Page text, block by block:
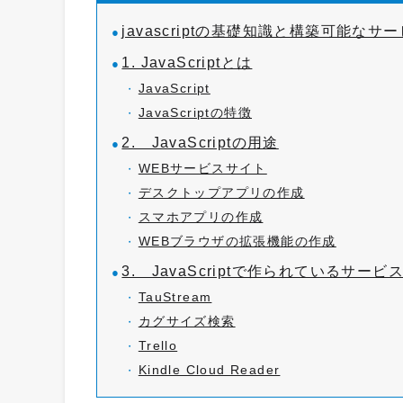
javascriptの基礎知識と構築可能なサー
1. JavaScriptとは
JavaScript
JavaScriptの特徴
2. JavaScriptの用途
WEBサービスサイト
デスクトップアプリの作成
スマホアプリの作成
WEBブラウザの拡張機能の作成
3. JavaScriptで作られているサービス
TauStream
カグサイズ検索
Trello
Kindle Cloud Reader